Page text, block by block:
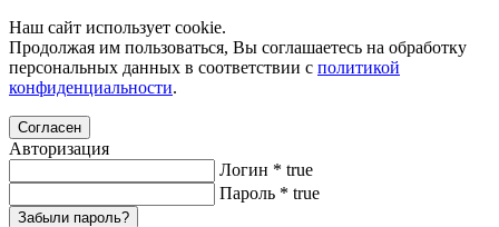
Наш сайт использует cookie.
Продолжая им пользоваться, Вы соглашаетесь на обработку
персональных данных в соответствии с политикой
конфиденциальности.
Согласен
Авторизация
Логин * true
Пароль * true
Забыли пароль?